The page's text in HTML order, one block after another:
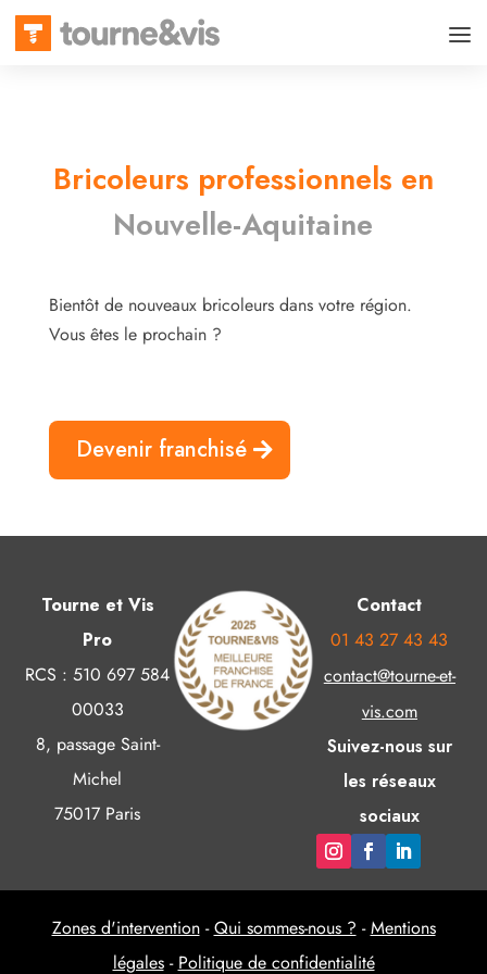
Bricoleurs professionnels en
Nouvelle-Aquitaine
Bientôt de nouveaux bricoleurs dans votre région.
Vous êtes le prochain ?
Devenir franchisé
Tourne et Vis
Pro
RCS : 510 697 584
00033
8, passage Saint-
Michel
75017 Paris
Contact
01 43 27 43 43
contact@tourne-et-
vis.com
Suivez-nous sur
les réseaux
sociaux
Zones d'intervention-Qui sommes-nous ? -Mentions
légales- Politique de confidentialité